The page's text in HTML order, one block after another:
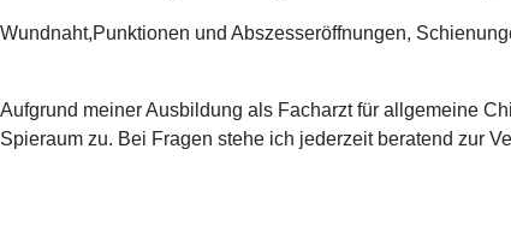
Wundnaht,Punktionen und Abszesseröffnungen,
Aufgrund meiner Ausbildung als Facharzt für allgemeine
Spieraum zu. Bei Fragen stehe ich jederzeit beratend zur